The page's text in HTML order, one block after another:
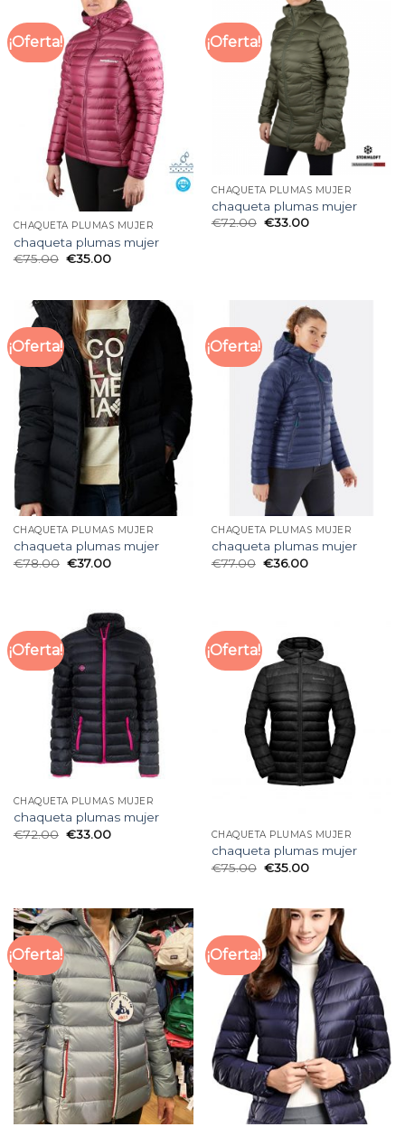
¡Oferta!
CHAQUETA PLUMAS MUJER
chaqueta plumas mujer
€75.00 €35.00
¡Oferta!
CHAQUETA PLUMAS MUJER
chaqueta plumas mujer
€72.00 €33.00
¡Oferta!
CHAQUETA PLUMAS MUJER
chaqueta plumas mujer
€78.00 €37.00
¡Oferta!
CHAQUETA PLUMAS MUJER
chaqueta plumas mujer
€77.00 €36.00
¡Oferta!
CHAQUETA PLUMAS MUJER
chaqueta plumas mujer
€72.00 €33.00
¡Oferta!
CHAQUETA PLUMAS MUJER
chaqueta plumas mujer
€75.00 €35.00
¡Oferta! ¡Oferta!